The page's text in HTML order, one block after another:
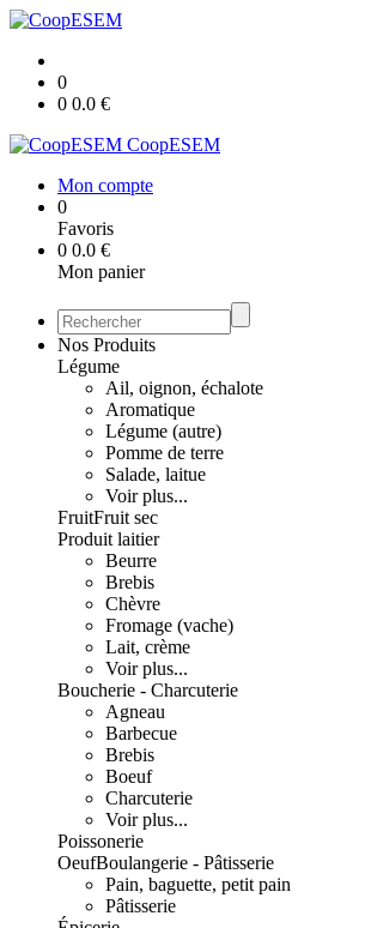
0
0 0.0 €
CoopESEM
Mon compte
0
Favoris
0 0.0 €
Mon panier
Nos Produits
Légume
Ail, oignon, échalote
Aromatique
Légume (autre)
Pomme de terre
Salade, laitue
Voir plus...
FruitFruit sec
Produit laitier
Beurre
Brebis
Chèvre
Fromage (vache)
Lait, crème
Voir plus...
Boucherie - Charcuterie
Agneau
Barbecue
Brebis
Boeuf
Charcuterie
Voir plus...
Poissonerie
OeufBoulangerie - Pâtisserie
Pain, baguette, petit pain
Pâtisserie